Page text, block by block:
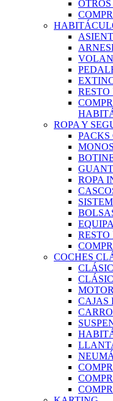
RESTO
ROPA Y
PACKS
ROPA
RESTO
COCHES
CAJAS